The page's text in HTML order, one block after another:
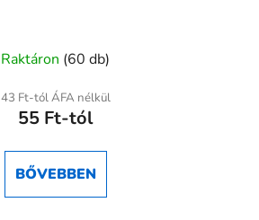
termék
átlagos
értékelése
ből
Raktáron (60 db)
43 Ft-tól ÁFA nélkül
55 Ft-tól
BŐVEBBEN